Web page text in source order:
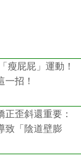
瘦屁屁」運動！
一招！
歪斜還重要：
致「陰道壁膨